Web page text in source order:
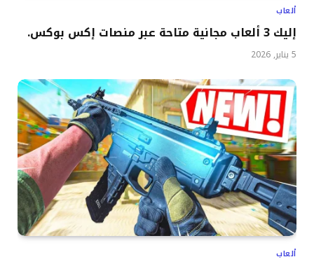
ألعاب
إليك 3 ألعاب مجانية متاحة عبر منصات إكس بوكس.
5 يناير, 2026
ألعاب